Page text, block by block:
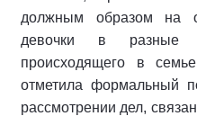
должным образом на
девочки в разные
происходящего в
отметила формальный
рассмотрении дел,